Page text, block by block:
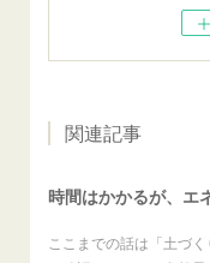
関連記事
ここまでの話は「土づ